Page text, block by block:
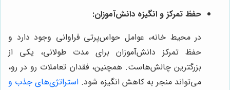
حفظ تمرکز و انگیزه دانش‌آموزان:
در محیط خانه، عوامل حواس‌پرتی فراوانی وجود دارد و
حفظ تمرکز دانش‌آموزان برای مدت طولانی، یکی از
بزرگترین چالش‌هاست. همچنین، فقدان تعاملات رو در رو،
می‌تواند منجر به کاهش انگیزه شود. استراتژی‌های جذب و